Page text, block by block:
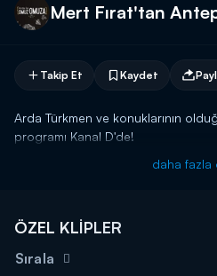
Mert Fırat'tan
Takip Et Kaydet
Arda Türkmen ve konuklarının
programı Kanal D'de!
daha fazla
ÖZEL KLİPLER
Sırala